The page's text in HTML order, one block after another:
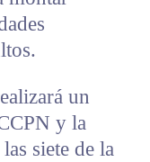
un
y la
siete de la